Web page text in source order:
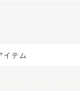
イテム